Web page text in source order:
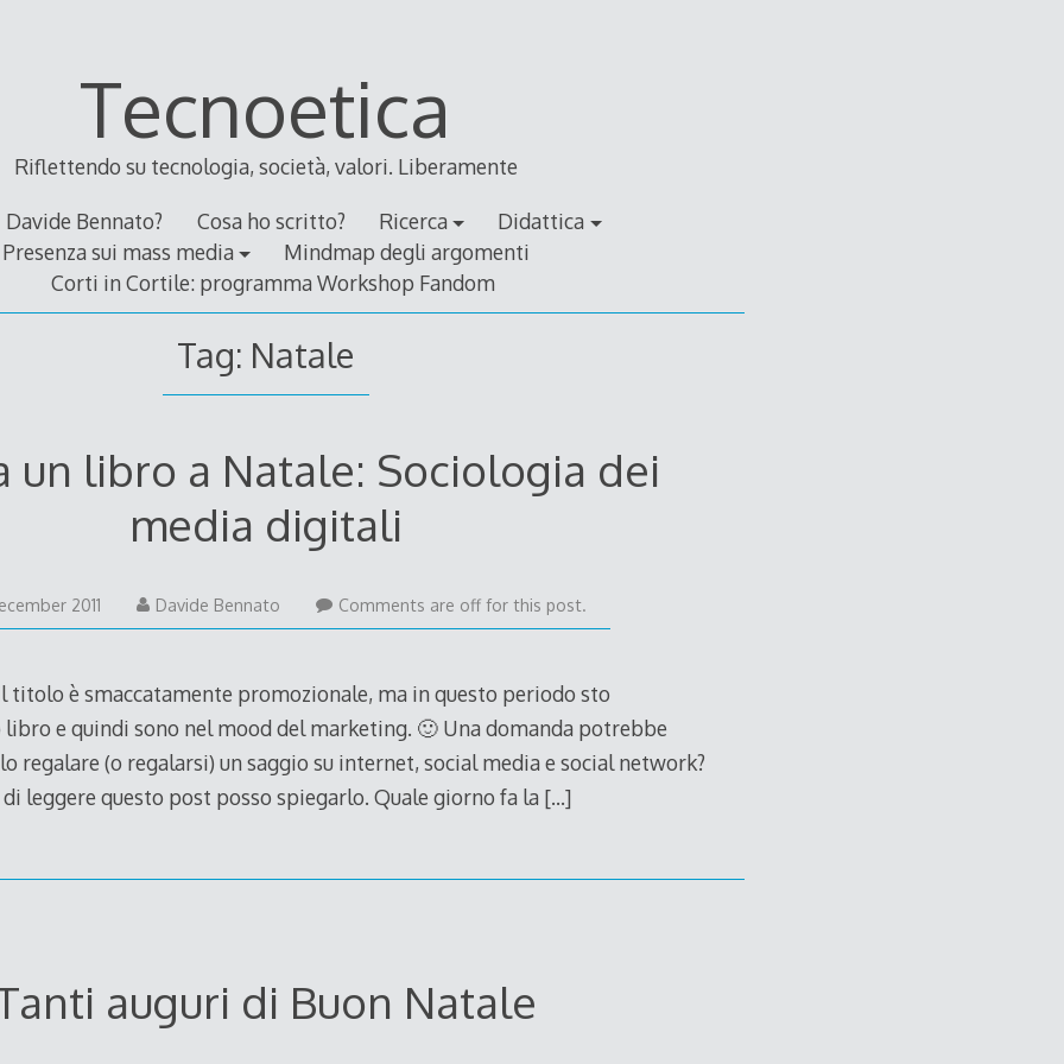
Tecnoetica
Riflettendo su tecnologia, società, valori. Liberamente
Davide Bennato? Cosa ho scritto? Ricerca
Didattica
Presenza sui mass media
Mindmap degli argomenti
Corti in Cortile: programma Workshop Fandom
Tag: Natale
un libro a Natale: Sociologia dei
media digitali
201114
December
Davide Bennato Comments are off for this post.
titolo è smaccatamente promozionale, ma in questo periodo sto
e quindi sono nel mood del marketing. 🙂 Una domanda potrebbe
regalare (o regalarsi) un saggio su internet, social media e social network?
di leggere questo post posso spiegarlo. Quale giorno fa la […]
auguri di Buon Natale